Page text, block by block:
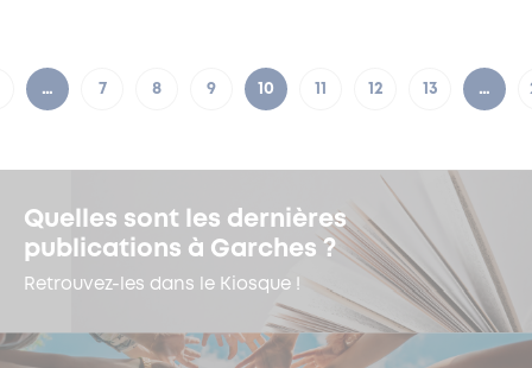
… 7 8 9 10 11 12 13 …
Quelles sont les dernières
publications à Garches ?
Retrouvez-les dans le Kiosque !